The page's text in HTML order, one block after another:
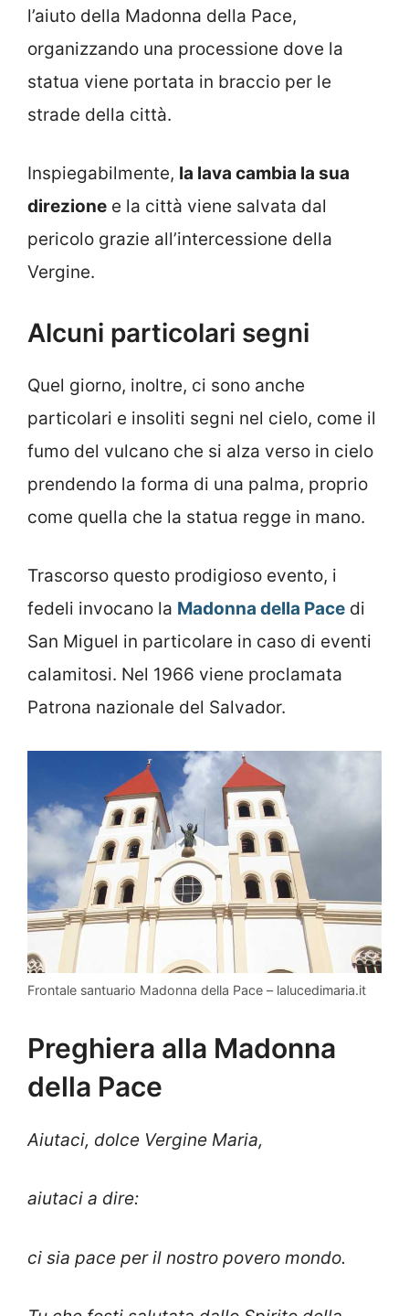
l’aiuto della Madonna della Pace,
organizzando una processione dove la
statua viene portata in braccio per le
strade della città.
Inspiegabilmente, la lava cambia la sua
direzione e la città viene salvata dal
pericolo grazie all’intercessione della
Vergine.
Alcuni particolari segni
Quel giorno, inoltre, ci sono anche
particolari e insoliti segni nel cielo, come il
fumo del vulcano che si alza verso in cielo
prendendo la forma di una palma, proprio
come quella che la statua regge in mano.
Trascorso questo prodigioso evento, i
fedeli invocano la Madonna della Pace di
San Miguel in particolare in caso di eventi
calamitosi. Nel 1966 viene proclamata
Patrona nazionale del Salvador.
Frontale santuario Madonna della Pace – lalucedimaria.it
Preghiera alla Madonna
della Pace
Aiutaci, dolce Vergine Maria,
aiutaci a dire:
ci sia pace per il nostro povero mondo.